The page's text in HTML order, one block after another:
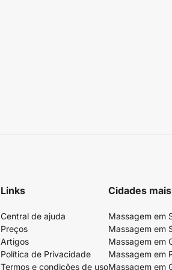
Links
Central de ajuda
Preços
Artigos
Política de Privacidade
Termos e condições de uso
Cidades
Massagem em
Massagem em
Massagem em
Massagem em
Massagem em